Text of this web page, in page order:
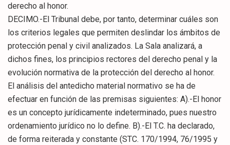
derecho al honor.
DECIMO.-El Tribunal debe, por tanto, determinar cuáles son
los criterios legales que permiten deslindar los ámbitos de
protección penal y civil analizados. La Sala analizará, a
dichos fines, los principios rectores del derecho penal y la
evolución normativa de la protección del derecho al honor.
El análisis del antedicho material normativo se ha de
efectuar en función de las premisas siguientes: A).-El honor
es un concepto jurídicamente indeterminado, pues nuestro
ordenamiento jurídico no lo define. B).-El T.C. ha declarado,
de forma reiterada y constante (STC. 170/1994, 76/1995 y